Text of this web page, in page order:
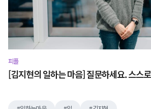
피플
[김지현의 일하는 마음] 질문하세요. 스스